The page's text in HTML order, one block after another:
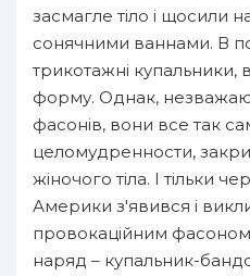
засмагле тіло і щосили
сонячними ваннами. В
трикотажні купальники,
форму. Однак,
фасонів, вони все так
целомудренности,
жіночого тіла. І тільки
Америки з'явився і
провокаційним
наряд – купальник-